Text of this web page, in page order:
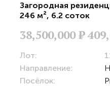
Загородная
246 м², 6.2 соток
38,500,000Р
Лот:
Направление:
Посёлок: